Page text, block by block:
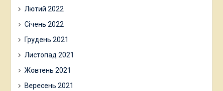
Лютий 2022
Січень 2022
Грудень 2021
Листопад 2021
Жовтень 2021
Вересень 2021